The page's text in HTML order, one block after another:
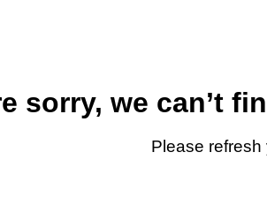
sorry, we can’t
Please refresh